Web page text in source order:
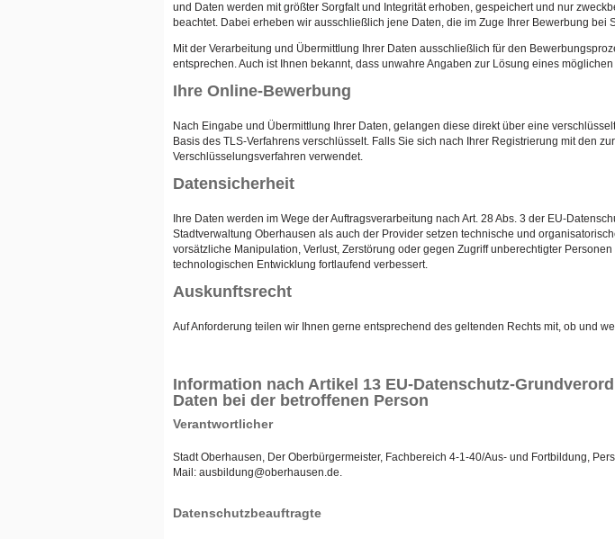
und Daten werden mit größter Sorgfalt und Integrität erhoben, gespeichert und nur
beachtet. Dabei erheben wir ausschließlich jene Daten, die im Zuge Ihrer Bewerbung bei
Mit der Verarbeitung und Übermittlung Ihrer Daten ausschließlich für den
entsprechen. Auch ist Ihnen bekannt, dass unwahre Angaben zur Lösung eines
Ihre Online-Bewerbung
Nach Eingabe und Übermittlung Ihrer Daten, gelangen diese direkt über eine
Basis des TLS-Verfahrens verschlüsselt. Falls Sie sich nach Ihrer Registrierung mit den
Verschlüsselungsverfahren verwendet.
Datensicherheit
Ihre Daten werden im Wege der Auftragsverarbeitung nach Art. 28 Abs. 3 der EU-
Stadtverwaltung Oberhausen als auch der Provider setzen technische und
vorsätzliche Manipulation, Verlust, Zerstörung oder gegen Zugriff unberechtigter
technologischen Entwicklung fortlaufend verbessert.
Auskunftsrecht
Auf Anforderung teilen wir Ihnen gerne entsprechend des geltenden Rechts mit, ob und
Information nach Artikel 13 EU-Datenschutz-
Daten bei der betroffenen Person
Verantwortlicher
Stadt Oberhausen, Der Oberbürgermeister, Fachbereich 4-1-40/Aus- und Fortbildung,
Mail: ausbildung@oberhausen.de.
Datenschutzbeauftragte